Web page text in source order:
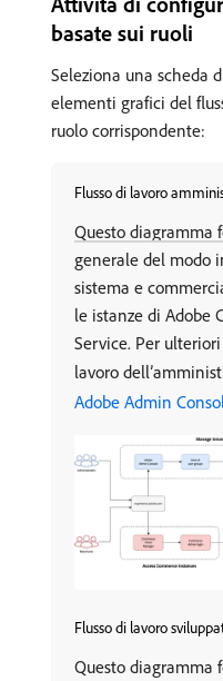
basate sui ruoli
Seleziona una scheda
elementi grafici del
ruolo corrispondente:
Flusso di lavoro
Questo diagramma
generale del modo
sistema e
le istanze di Adobe
Service. Per
lavoro
Adobe Admin
Flusso di lavoro
Questo diagramma